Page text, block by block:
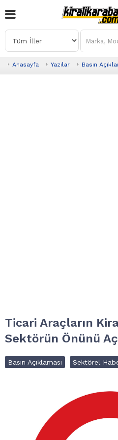
Anasayfa Yazılar Basın
Ticari Araçların
Sektörün Önünü
Basın Açıklaması Sektörel